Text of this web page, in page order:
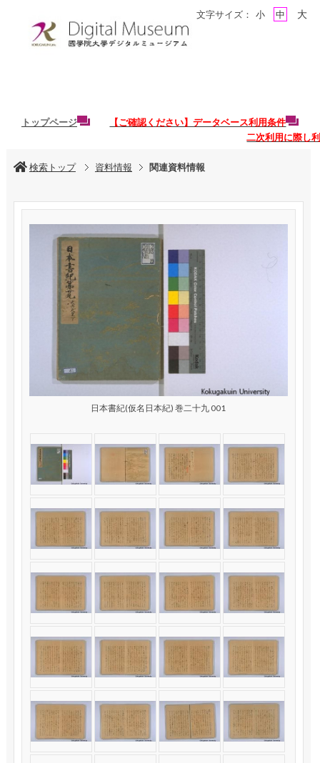
トップページ
【ご確認ください】データベース利用条件
二次利用に際し
文字サイズ： 小 中 大
検索トップ 資料情報 関連資料情報
日本書紀(仮名日本紀) 巻二十九 001